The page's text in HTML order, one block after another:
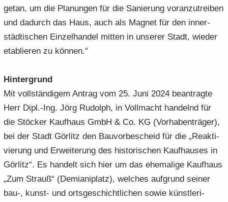
getan, um die Pla­nun­gen für die Sa­nie­rung vor­an­zu­trei­ben
und da­durch das Haus, auch als Ma­gnet für den in­ner­
städ­ti­schen Ein­zel­han­del mit­ten in un­se­rer Stadt, wie­der
eta­blie­ren zu kön­nen.“
Hin­ter­grund
Mit voll­stän­di­gem An­trag vom 25. Juni 2024 be­an­trag­te
Herr Dipl.-Ing. Jörg Ru­dolph, in Voll­macht han­delnd für
die Stö­cker Kauf­haus GmbH & Co. KG (Vor­ha­ben­trä­ger),
bei der Stadt Gör­litz den Bau­vor­be­scheid für die „Re­ak­ti­
vie­rung und Er­wei­te­rung des his­to­ri­schen Kauf­hau­ses in
Gör­litz“. Es han­delt sich hier um das ehe­ma­li­ge Kauf­haus
„Zum Strauß“ (De­mi­a­ni­platz), wel­ches auf­grund sei­ner
bau-, kunst-​ und orts­ge­schicht­li­chen sowie künst­le­ri­